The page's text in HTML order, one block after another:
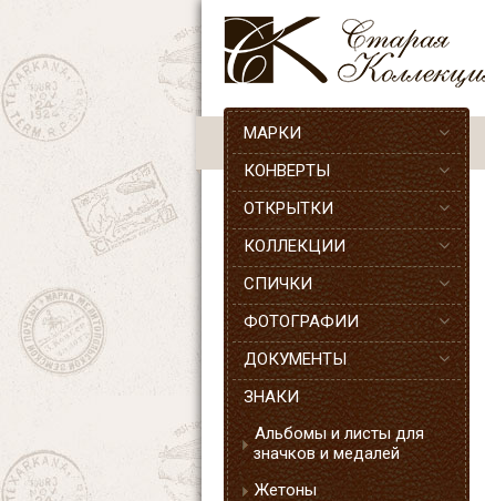
МАРКИ
КОНВЕРТЫ
ОТКРЫТКИ
КОЛЛЕКЦИИ
СПИЧКИ
ФОТОГРАФИИ
ДОКУМЕНТЫ
ЗНАКИ
Альбомы и листы для
значков и медалей
Жетоны